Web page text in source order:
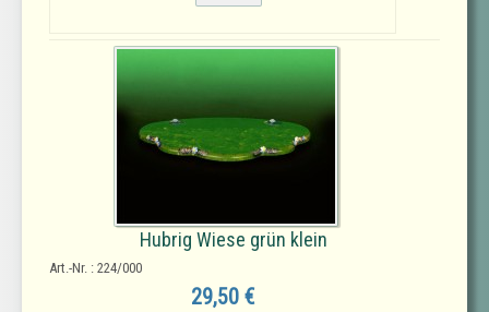
Hubrig Wiese grün klein
Art.-Nr. : 224/000
29,50 €